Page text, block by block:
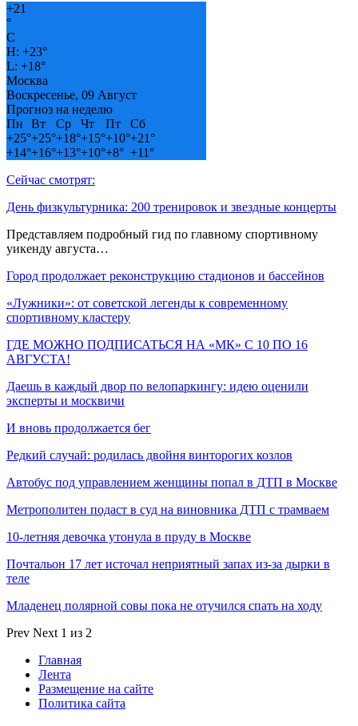
+21
°
C
H: +23°
L: +18°
Москва
Воскресенье, 09 Август
Прогноз на неделю
Пн
Вт Ср Чт Пт
Сб
+25°+25°+18°+15°+10°+21°
+14°+16°+13°+10°+8° +11°
Сейчас смотрят:
День физкультурника: 200 тренировок и звездные концерты
Представляем подробный гид по главному спортивному
уикенду августа…
Город продолжает реконструкцию стадионов и бассейнов
«Лужники»: от советской легенды к современному
спортивному кластеру
ГДЕ МОЖНО ПОДПИСАТЬСЯ НА «МК» С 10 ПО 16
АВГУСТА!
Даешь в каждый двор по велопаркингу: идею оценили
эксперты и москвичи
И вновь продолжается бег
Редкий случай: родилась двойня винторогих козлов
Автобус под управлением женщины попал в ДТП в Москве
Метрополитен подаст в суд на виновника ДТП с трамваем
10-летняя девочка утонула в пруду в Москве
Почтальон 17 лет источал неприятный запах из-за дырки в
теле
Младенец полярной совы пока не отучился спать на ходу
Prev Next 1 из 2
Главная
Лента
Размещение на сайте
Политика сайта